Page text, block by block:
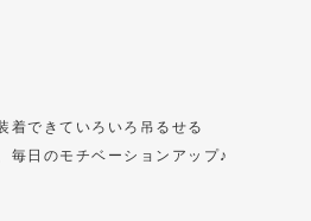
着できていろいろ吊るせる
毎日のモチベーションアップ♪